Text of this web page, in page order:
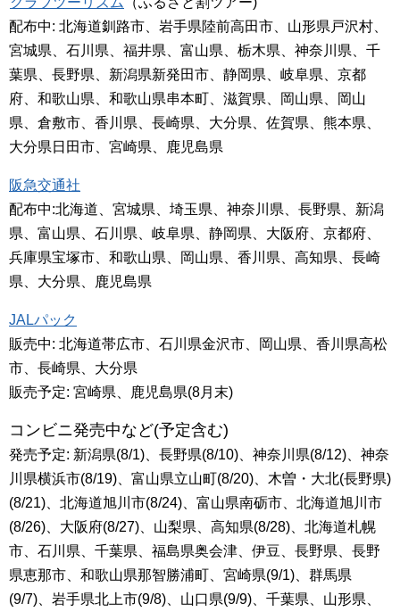
配布中: 北海道釧路市、岩手県陸前高田市、山形県戸沢村、
宮城県、石川県、福井県、富山県、栃木県、神奈川県、千
葉県、長野県、新潟県新発田市、静岡県、岐阜県、京都
府、和歌山県、和歌山県串本町、滋賀県、岡山県、岡山
県、倉敷市、香川県、長崎県、大分県、佐賀県、熊本県、
大分県日田市、宮崎県、鹿児島県
阪急交通社
配布中:北海道、宮城県、埼玉県、神奈川県、長野県、新潟
県、富山県、石川県、岐阜県、静岡県、大阪府、京都府、
兵庫県宝塚市、和歌山県、岡山県、香川県、高知県、長崎
県、大分県、鹿児島県
JALパック
販売中: 北海道帯広市、石川県金沢市、岡山県、香川県高松
市、長崎県、大分県
販売予定: 宮崎県、鹿児島県(8月末)
コンビニ発売中など(予定含む)
発売予定: 新潟県(8/1)、長野県(8/10)、神奈川県(8/12)、神奈
川県横浜市(8/19)、富山県立山町(8/20)、木曽・大北(長野県)
(8/21)、北海道旭川市(8/24)、富山県南砺市、北海道旭川市
(8/26)、大阪府(8/27)、山梨県、高知県(8/28)、北海道札幌
市、石川県、千葉県、福島県奥会津、伊豆、長野県、長野
県恵那市、和歌山県那智勝浦町、宮崎県(9/1)、群馬県
(9/7)、岩手県北上市(9/8)、山口県(9/9)、千葉県、山形県、